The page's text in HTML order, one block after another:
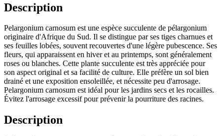
Description
Pelargonium carnosum est une espèce succulente de pélargonium
originaire d'Afrique du Sud. Il se distingue par ses tiges charnues et
ses feuilles lobées, souvent recouvertes d'une légère pubescence. Ses
fleurs, qui apparaissent en hiver et au printemps, sont généralement
roses ou blanches. Cette plante succulente est très appréciée pour
son aspect original et sa facilité de culture. Elle préfère un sol bien
drainé et une exposition ensoleillée, et nécessite peu d'arrosage.
Pelargonium carnosum est idéal pour les jardins secs et les rocailles.
Évitez l'arrosage excessif pour prévenir la pourriture des racines.
Description